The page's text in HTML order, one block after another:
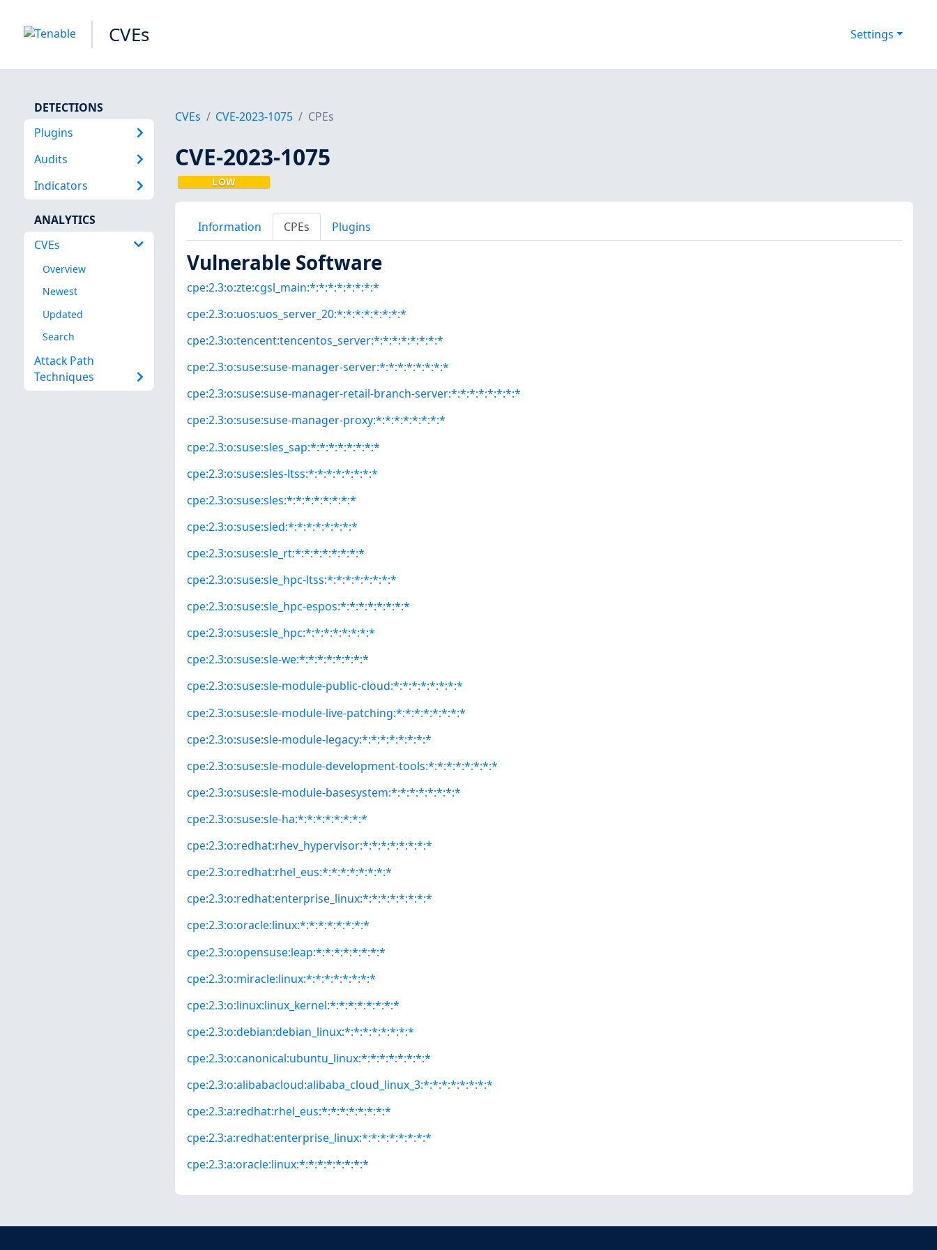
CVEs Settings
DETECTIONS
Plugins
Audits
Indicators
ANALYTICS
CVEs
Overview
Newest
Updated
Search
Attack Path
Techniques
CVEs CVE-2023-1075 CPEs
CVE-2023-1075
LOW
Information CPEs Plugins
Vulnerable Software
cpe:2.3:o:zte:cgsl_main:*:*:*:*:*:*:*:*
cpe:2.3:o:uos:uos_server_20:*:*:*:*:*:*:*:*
cpe:2.3:o:tencent:tencentos_server:*:*:*:*:*:*:*:*
cpe:2.3:o:suse:suse-manager-server:*:*:*:*:*:*:*:*
cpe:2.3:o:suse:suse-manager-retail-branch-server:*:*:*:*:*:*:*:*
cpe:2.3:o:suse:suse-manager-proxy:*:*:*:*:*:*:*:*
cpe:2.3:o:suse:sles_sap:*:*:*:*:*:*:*:*
cpe:2.3:o:suse:sles-ltss:*:*:*:*:*:*:*:*
cpe:2.3:o:suse:sles:*:*:*:*:*:*:*:*
cpe:2.3:o:suse:sled:*:*:*:*:*:*:*:*
cpe:2.3:o:suse:sle_rt:*:*:*:*:*:*:*:*
cpe:2.3:o:suse:sle_hpc-ltss:*:*:*:*:*:*:*:*
cpe:2.3:o:suse:sle_hpc-espos:*:*:*:*:*:*:*:*
cpe:2.3:o:suse:sle_hpc:*:*:*:*:*:*:*:*
cpe:2.3:o:suse:sle-we:*:*:*:*:*:*:*:*
cpe:2.3:o:suse:sle-module-public-cloud:*:*:*:*:*:*:*:*
cpe:2.3:o:suse:sle-module-live-patching:*:*:*:*:*:*:*:*
cpe:2.3:o:suse:sle-module-legacy:*:*:*:*:*:*:*:*
cpe:2.3:o:suse:sle-module-development-tools:*:*:*:*:*:*:*:*
cpe:2.3:o:suse:sle-module-basesystem:*:*:*:*:*:*:*:*
cpe:2.3:o:suse:sle-ha:*:*:*:*:*:*:*:*
cpe:2.3:o:redhat:rhev_hypervisor:*:*:*:*:*:*:*:*
cpe:2.3:o:redhat:rhel_eus:*:*:*:*:*:*:*:*
cpe:2.3:o:redhat:enterprise_linux:*:*:*:*:*:*:*:*
cpe:2.3:o:oracle:linux:*:*:*:*:*:*:*:*
cpe:2.3:o:opensuse:leap:*:*:*:*:*:*:*:*
cpe:2.3:o:miracle:linux:*:*:*:*:*:*:*:*
cpe:2.3:o:linux:linux_kernel:*:*:*:*:*:*:*:*
cpe:2.3:o:debian:debian_linux:*:*:*:*:*:*:*:*
cpe:2.3:o:canonical:ubuntu_linux:*:*:*:*:*:*:*:*
cpe:2.3:o:alibabacloud:alibaba_cloud_linux_3:*:*:*:*:*:*:*:*
cpe:2.3:a:redhat:rhel_eus:*:*:*:*:*:*:*:*
cpe:2.3:a:redhat:enterprise_linux:*:*:*:*:*:*:*:*
cpe:2.3:a:oracle:linux:*:*:*:*:*:*:*:*